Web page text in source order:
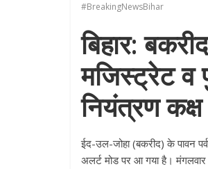
#BreakingNewsBihar
बिहार:
मजिस्ट्रेट व
नियंत्रण कक्ष
ईद-उल-जोहा (बकरीद) के पावन
अलर्ट मोड पर आ गया है।